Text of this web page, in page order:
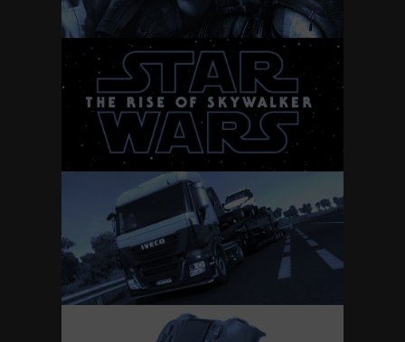
Star Wars IX: The rise
of Skywalker
Euro Truck Simulator
2 – Italy (Anteprima)